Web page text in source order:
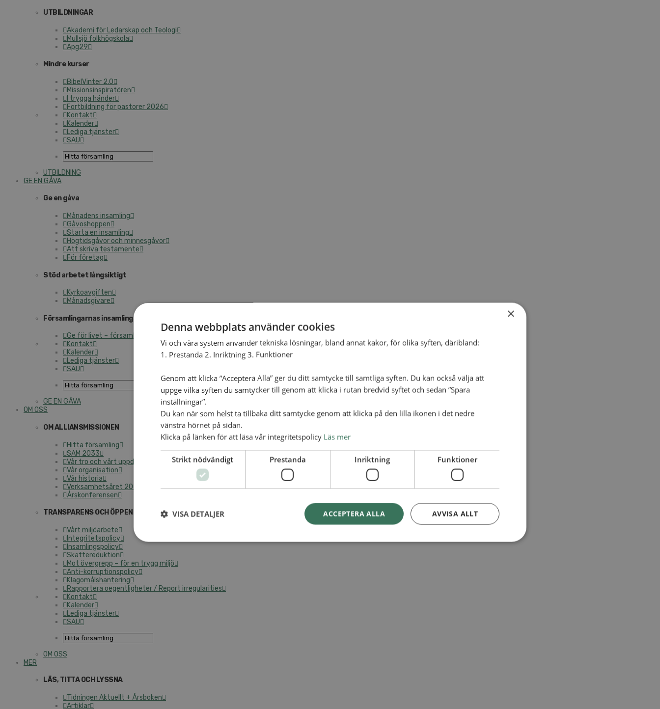
UTBILDNINGAR
Akademi för Ledarskap och Teologi
Mullsjö folkhögskola
Apg29
Mindre kurser
BibelVinter 2.0
Missionsinspiratören
I trygga händer
Fortbildning för pastorer 2026
Kontakt
Kalender
Lediga tjänster
SAU
UTBILDNING
GE EN GÅVA
Ge en gåva
Månadens insamling
Gåvoshoppen
Starta en insamling
Högtidsgåvor och minnesgåvor
Att skriva testamente
För företag
Stöd arbetet långsiktigt
Kyrkoavgiften
Månadsgivare
Församlingarnas insamlingsarbete
Ge för livet – församlingens insamling
Kontakt
Kalender
Lediga tjänster
SAU
GE EN GÅVA
OM OSS
OM ALLIANSMISSIONEN
Hitta församling
SAM 2033
Vår tro och vårt uppdrag
Vår organisation
Vår historia
Verksamhetsåret 2025
Årskonferensen
TRANSPARENS OCH ÖPPENHET
Vårt miljöarbete
Integritetspolicy
Insamlingspolicy
Skattereduktion
Mot övergrepp – för en trygg miljö
Anti-korruptionspolicy
Klagomålshantering
Rapportera oegentligheter / Report irregularities
Kontakt
Kalender
Lediga tjänster
SAU
OM OSS
MER
LÄS, TITTA OCH LYSSNA
Tidningen Aktuellt + Årsboken
Artiklar
×
Denna webbplats använder cookies
Vi och våra system använder tekniska lösningar, bland annat kakor, för olika syften, däribland:
1. Prestanda 2. Inriktning 3. Funktioner
Genom att klicka ”Acceptera Alla” ger du ditt samtycke till samtliga syften. Du kan också välja att
uppge vilka syften du samtycker till genom att klicka i rutan bredvid syftet och sedan ”Spara
inställningar”.
Du kan när som helst ta tillbaka ditt samtycke genom att klicka på den lilla ikonen i det nedre
vänstra hörnet på sidan.
Klicka på länken för att läsa vår integritetspolicy Läs mer
Strikt nödvändigt Prestanda Inriktning Funktioner
ACCEPTERA ALLA AVVISA ALLT
VISA DETALJER